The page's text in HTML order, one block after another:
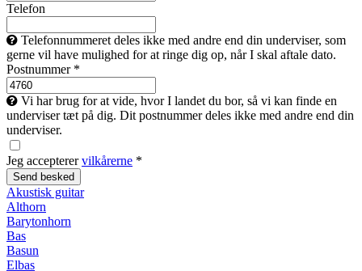
Telefon
Telefonnummeret deles ikke med andre end din underviser, som
gerne vil have mulighed for at ringe dig op, når I skal aftale dato.
Postnummer *
Vi har brug for at vide, hvor I landet du bor, så vi kan finde en
underviser tæt på dig. Dit postnummer deles ikke med andre end din
underviser.
Jeg accepterervilkårerne *
Akustisk guitar
Althorn
Barytonhorn
Bas
Basun
Elbas